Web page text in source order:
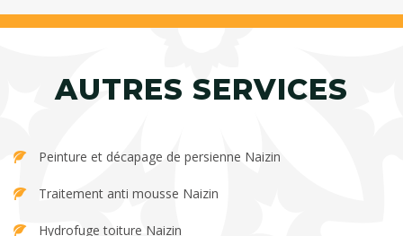
AUTRES SERVICES
Peinture et décapage de persienne Naizin
Traitement anti mousse Naizin
Hydrofuge toiture Naizin